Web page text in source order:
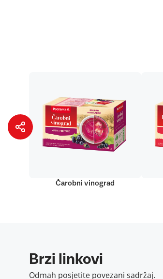
Čarobni vinograd
Brzi linkovi
Odmah posjetite povezani sadržaj.